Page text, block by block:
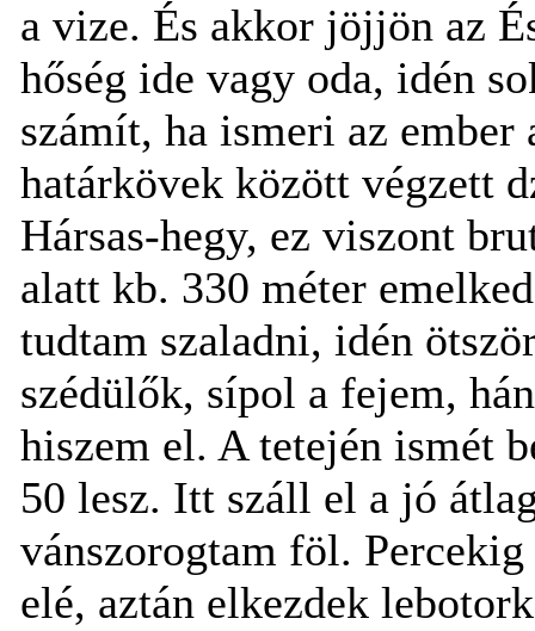
a vize. És akkor jöjjön az
hőség ide vagy oda, idén
számít, ha ismeri az ember
határkövek között végzett
Hársas-hegy, ez viszont
alatt kb. 330 méter
tudtam szaladni, idén
szédülők, sípol a fejem,
hiszem el. A tetején ismét
50 lesz. Itt száll el a jó
vánszorogtam föl.
elé, aztán elkezdek